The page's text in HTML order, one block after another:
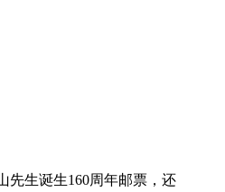
生诞生160周年邮票，还